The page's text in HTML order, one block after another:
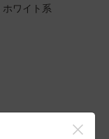
ホワイト系